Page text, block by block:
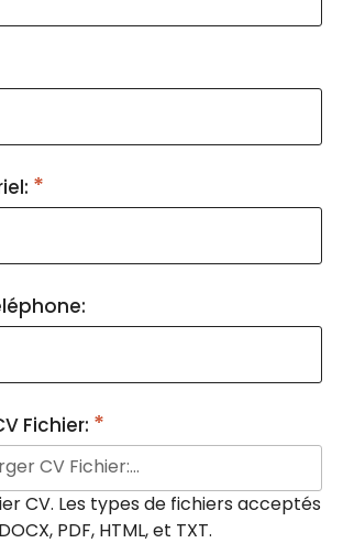
Fichier:
CV Fichier:…
CV. Les types de fichiers acceptés
PDF, HTML, et TXT.